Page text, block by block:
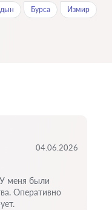
Бурса Измир
04.06.2026
меня были
Оперативно